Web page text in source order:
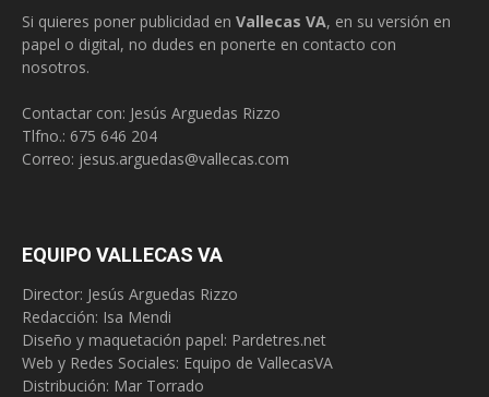
Si quieres poner publicidad en Vallecas VA, en su versión en
papel o digital, no dudes en ponerte en contacto con
nosotros.
Contactar con: Jesús Arguedas Rizzo
Tlfno.: 675 646 204
Correo: jesus.arguedas@vallecas.com
EQUIPO VALLECAS VA
Director: Jesús Arguedas Rizzo
Redacción: Isa Mendi
Diseño y maquetación papel: Pardetres.net
Web y Redes Sociales: Equipo de VallecasVA
Distribución: Mar Torrado